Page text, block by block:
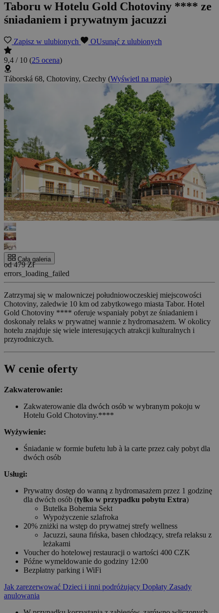
Taboru w Hotelu Gold Chotoviny **** ze
śniadaniem i prywatnym jacuzzi
Zapisz w ulubionych OUsunąć z ulubionych
9,4 / 10 (25 ocena)
Táborská 68, Chotoviny, Czechy (Wyświetl na mapie)
Cała galeria
od 479 Zł
errors_loading_failed
Zatrzymaj się w malowniczej południowoczeskiej miejscowości
Chotoviny, zaledwie 10 km od zabytkowego miasta Tabor. Hotel
Gold Chotoviny **** oferuje wspaniały pobyt ze śniadaniem i
doskonały relaks w prywatnej wannie z hydromasażem. W okolicy
hotelu znajduje się wiele interesujących atrakcji kulturalnych i
przyrodniczych.
W cenie oferty
Zakwaterowanie:
Zakwaterowanie dla dwóch osób w wybranym pokoju w
Hotelu Gold Chotoviny.****
Wyżywienie:
Śniadanie w formie bufetu lub à la carte przez cały pobyt dla
dwóch osób
Usługi:
Prywatny dostęp do wanną z hydromasażem przez 1 godzinę
dla dwóch osób (tylko w przypadku pobytu Extra)
Butelka Bohemia Sekt
Wypożyczenie szlafroka
20% zniżki na wstęp do prywatnej strefy wellness
Jacuzzi, sauna fińska, basen chłodzący, strefa relaksu z
leżakami
Voucher do hotelowej restauracji o wartości 400 CZK
Późne wymeldowanie do godziny 12:00
Bezpłatny parking i WiFi
Jak zarezerwować Dzieci i inni podróżujący Dopłaty Zasady
anulowania